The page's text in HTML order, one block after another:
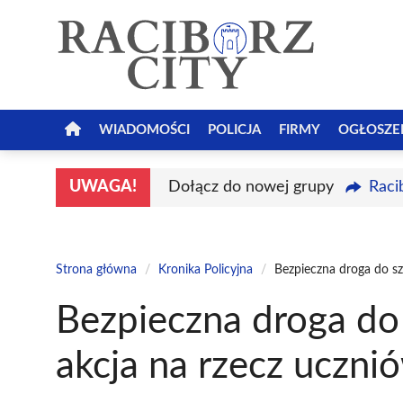
WIADOMOŚCI POLICJA FIRMY
UWAGA! Dołącz do nowej grupy
Strona główna / Kronika Policyjna / Bezpieczna droga do
Bezpieczna droga
akcja na rzecz